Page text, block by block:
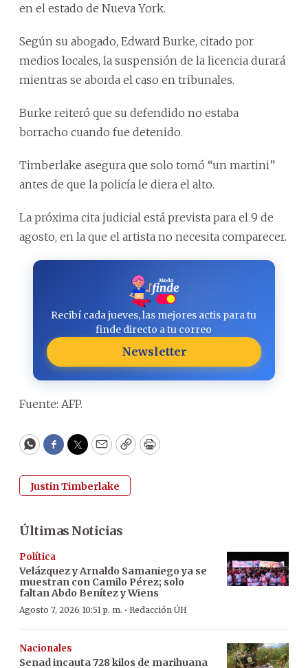
en el estado de Nueva York.
Según su abogado, Edward Burke, citado por
medios locales, la suspensión de la licencia durará
mientras se aborda el caso en tribunales.
Burke reiteró que su defendido no estaba
borracho cuando fue detenido.
Timberlake asegura que solo tomó “un martini”
antes de que la policía le diera el alto.
La próxima cita judicial está prevista para el 9 de
agosto, en la que el artista no necesita comparecer.
Recibí cada jueves, las mejores actis para tu
finde directo a tu correo
Newsletter
Fuente: AFP.
WhatsApp
Facebook
Twitter
EmailCopyPrint
Justin Timberlake
Últimas Noticias
Política
Velázquez y Arnaldo Samaniego ya se
muestran con Camilo Pérez; solo
faltan Abdo Benítez y Wiens
Agosto 7, 2026 10:51 p. m. · Redacción ÚH
Nacionales
Senad incauta 728 kilos de marihuana